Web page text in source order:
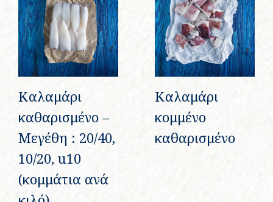
Καλαμάρι
καθαρισμένο –
Μεγέθη : 20/40,
10/20, u10
(κομμάτια ανά
Καλαμάρι
κομμένο
καθαρισμένο